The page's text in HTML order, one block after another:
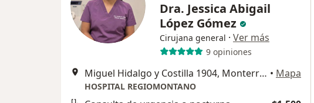
Dra. Jessica Abigail
López Gómez
Cirujana general · Ver más
9 opiniones
Miguel Hidalgo y Costilla 1904, Monterrey • Mapa
HOSPITAL REGIOMONTANO